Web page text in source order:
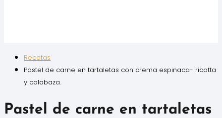
Recetas
Pastel de carne en tartaletas con crema espinaca- ricotta
y calabaza.
Pastel de carne en tartaletas